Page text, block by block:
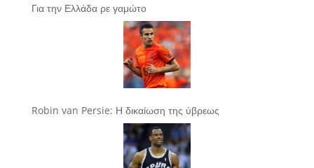
Για την Ελλάδα ρε γαμώτο
Robin van Persie: Η δικαίωση της ύβρεως